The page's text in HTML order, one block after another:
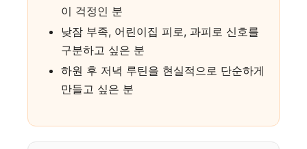
이 걱정인 분
낮잠 부족, 어린이집 피로, 과피로 신호를
구분하고 싶은 분
하원 후 저녁 루틴을 현실적으로 단순하게
만들고 싶은 분